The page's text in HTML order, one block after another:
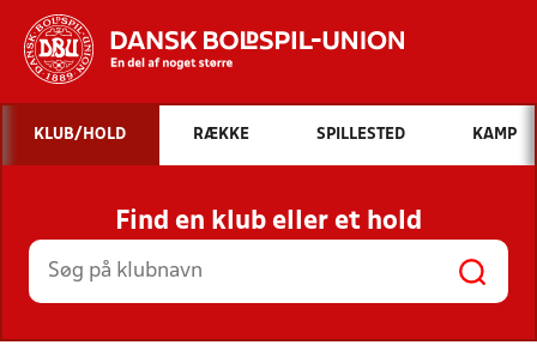
Hvad vil du søge efter?
INDHOLD OG NYHEDER
STILLINGER, RESULTATER, KLUBBER OG
HOLD
KLUB/HOLD RÆKKE SPILLESTED KAMP
Find en klub eller et hold